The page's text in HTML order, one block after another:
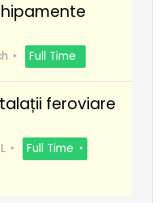
Full Time
feroviare
Full Time